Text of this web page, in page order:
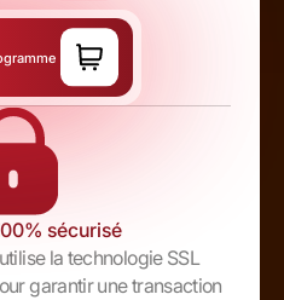
sécurisé
la technologie SSL
garantir une transaction